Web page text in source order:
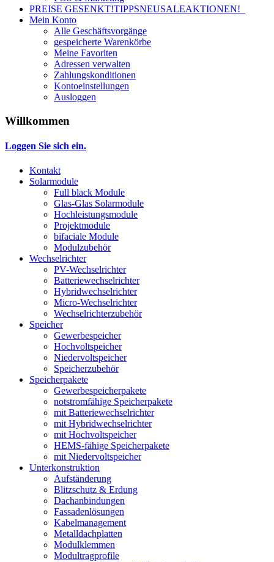
PREISE GESENKT!TIPPSNEUSALEAKTIONEN!
Mein Konto
Alle Geschäftsvorgänge
gespeicherte Warenkörbe
Meine Favoriten
Adressen verwalten
Zahlungskonditionen
Kontoeinstellungen
Ausloggen
Willkommen
Loggen Sie sich ein.
Kontakt
Solarmodule
Full black Module
Glas-Glas Solarmodule
Hochleistungsmodule
Projektmodule
bifaciale Module
Modulzubehör
Wechselrichter
PV-Wechselrichter
Batteriewechselrichter
Hybridwechselrichter
Micro-Wechselrichter
Wechselrichterzubehör
Speicher
Gewerbespeicher
Hochvoltspeicher
Niedervoltspeicher
Speicherzubehör
Speicherpakete
Gewerbespeicherpakete
notstromfähige Speicherpakete
mit Batteriewechselrichter
mit Hybridwechselrichter
mit Hochvoltspeicher
HEMS-fähige Speicherpakete
mit Niedervoltspeicher
Unterkonstruktion
Aufständerung
Blitzschutz & Erdung
Dachanbindungen
Fassadenlösungen
Kabelmanagement
Metalldachplatten
Modulklemmen
Modultragprofile